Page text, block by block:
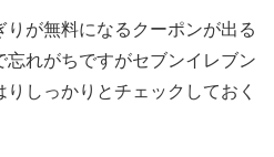
が無料になるクーポンが出る
忘れがちですがセブンイレブン
しっかりとチェックしておく